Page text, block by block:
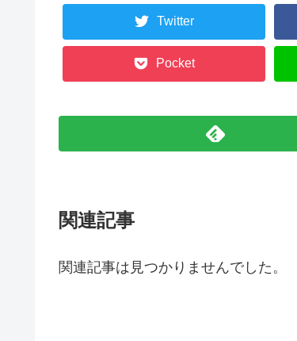
Twitter
Pocket
関連記事
関連記事は見つかりませんでした。